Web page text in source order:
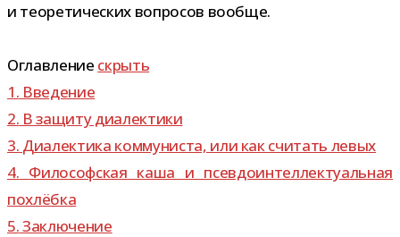
и тео­ре­ти­че­ских вопро­сов вообще.
Оглавление скрыть
1. Введение
2. В защиту диалектики
3. Диалектика ком­му­ни­ста, или как счи­тать левых
4. Философская каша и псев­до­ин­тел­лек­ту­аль­ная
похлёбка
5.Заключение